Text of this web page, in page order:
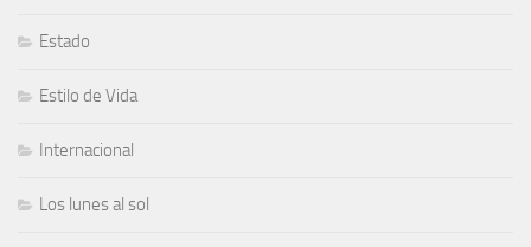
Estado
Estilo de Vida
Internacional
Los lunes al sol